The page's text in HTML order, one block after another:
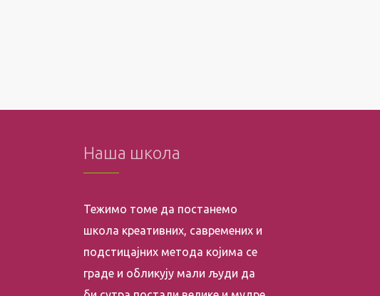
Наша школа
Тежимо томе да постанемо
школа креативних, савремених и
подстицајних метода којима се
граде и обликују мали људи да